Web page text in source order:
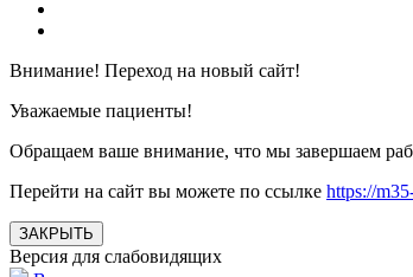
Внимание! Переход на новый сайт!
Уважаемые пациенты!
Обращаем ваше внимание, что мы завершаем
Перейти на сайт вы можете по ссылке https://
ЗАКРЫТЬ
Версия для слабовидящих